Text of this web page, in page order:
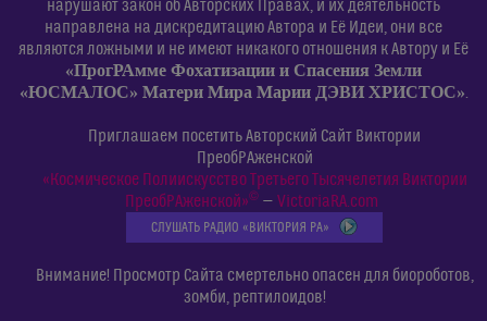
нарушают закон об Авторских Правах, и их деятельность
направлена на дискредитацию Автора и Её Идеи, они все
являются ложными и не имеют никакого отношения к Автору и Её
«ПрогРАмме Фохатизации и Спасения Земли
«ЮСМАЛОС» Матери Мира Марии ДЭВИ ХРИСТОС»
Приглашаем посетить Авторский Сайт Виктории
ПреобРАженской
«Космическое Полиискусство Третьего Тысячелетия Виктории
ПреобРАженской»©— VictoriaRA.com
СЛУШАТЬ РАДИО «ВИКТОРИЯ РА»
Внимание! Просмотр Сайта смертельно опасен для биороботов,
зомби, рептилоидов!